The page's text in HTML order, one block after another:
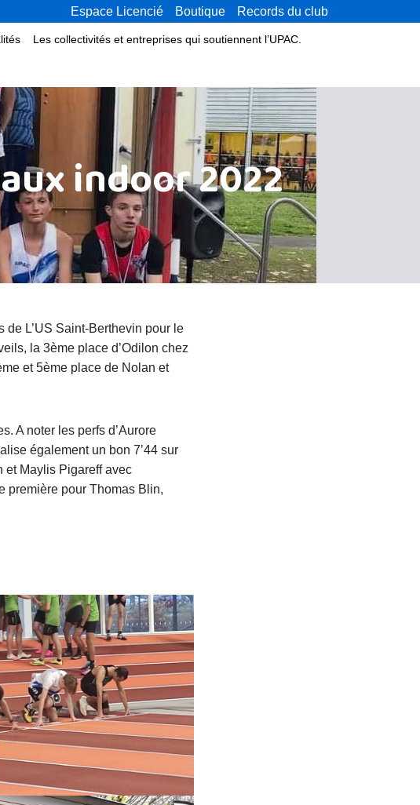
Espace Licencié Boutique Records du club
Les collectivités et entreprises qui soutiennent l’UPAC.
indoor 2022
de L’US Saint-Berthevin pour le
la 3ème place d’Odilon chez
et 5ème place de Nolan et
A noter les perfs d’Aurore
également un bon 7’44 sur
et Maylis Pigareff avec
première pour Thomas Blin,